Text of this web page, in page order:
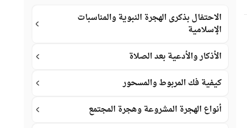
الاحتفال بذكرى الهجرة النبوية والمناسبات
الإسلامية
الأذكار والأدعية بعد الصلاة
كيفية فك المربوط والمسحور
أنواع الهجرة المشروعة وهجرة المجتمع